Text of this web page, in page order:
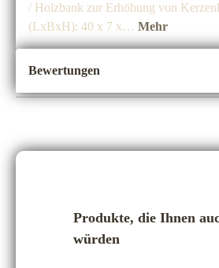
/ Holzbank zur Erhöhung von
(LxBxH): 40 x 7 x… Mehr
Bewertungen
Produktgalerie
Produkte, die Ihnen
würden